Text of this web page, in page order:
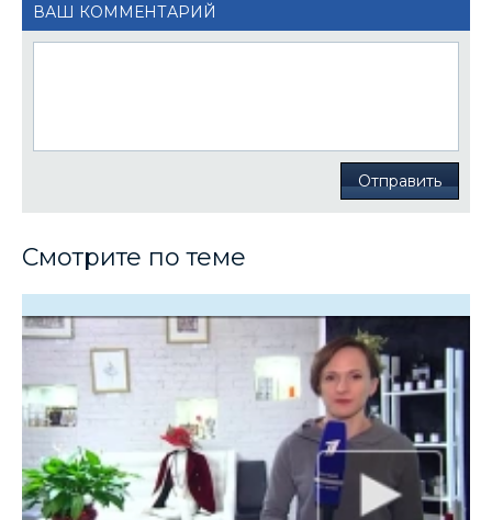
ВАШ КОММЕНТАРИЙ
Отправить
Смотрите по теме